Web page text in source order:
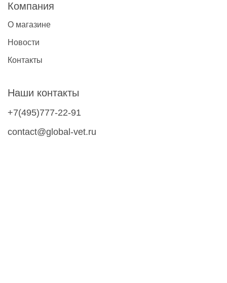
Компания
О магазине
Новости
Контакты
Наши контакты
+7(495)777-22-91
contact@global-vet.ru